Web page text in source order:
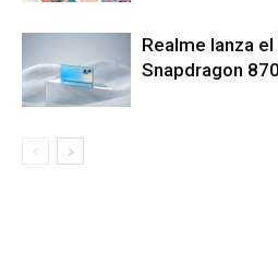
Realme lanza
Snapdragon